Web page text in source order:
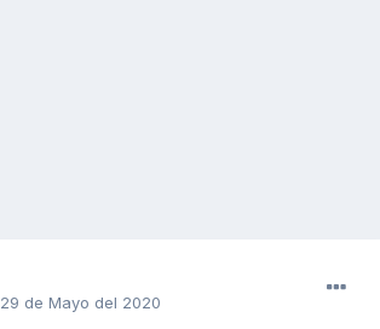
29 de Mayo del 2020